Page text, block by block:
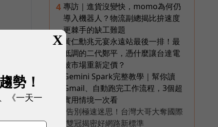
4 專訪｜進貨沒變快，momo為何仍
導入機器人？物流副總揭比拚速度
更棘手的缺工難題
5 黃仁勳兆元宴永遠站最後一排！最
低調的二代鄭平，憑什麼讓台達電
被市場重新定價？
Gemini Spark完整教學｜幫你讀
Gmail、自動跑完工作流程，3個超
實用情境一次看
告別極速迷思！台灣大哥大奪國際
雙冠揭密好網路新標準
X
勢！
《一天一